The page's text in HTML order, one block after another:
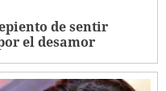
de sentir
el desamor